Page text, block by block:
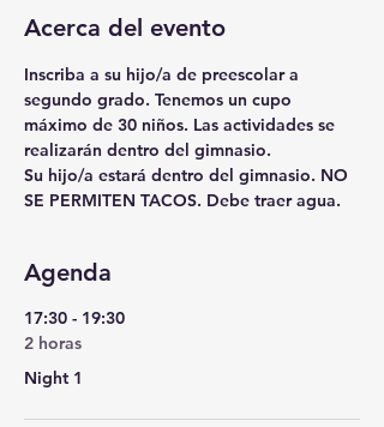
Acerca del evento
Inscriba a su hijo/a de preescolar a
segundo grado. Tenemos un cupo
máximo de 30 niños. Las actividades se
realizarán dentro del gimnasio.
Su hijo/a estará dentro del gimnasio. NO
SE PERMITEN TACOS. Debe traer agua.
Agenda
17:30 - 19:30
2 horas
Night 1